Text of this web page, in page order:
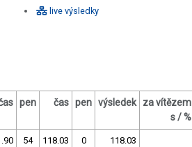
live výsledky
pen čas pen výsledek
za vítězem
s / %
54 118.03 0 118.03